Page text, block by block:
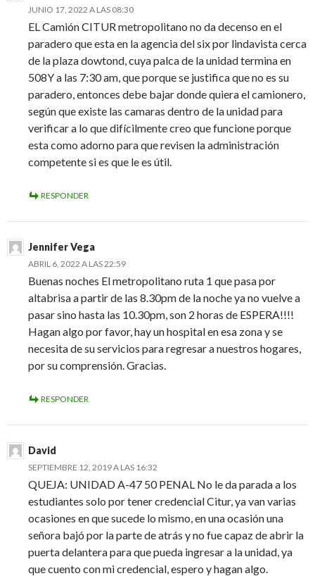
JUNIO 17, 2022 A LAS 08:30
EL Camión CITUR metropolitano no da decenso en el
paradero que esta en la agencia del six por lindavista cerca
de la plaza dowtond, cuya palca de la unidad termina en
508Y a las 7:30 am, que porque se justifica que no es su
paradero, entonces debe bajar donde quiera el camionero,
según que existe las camaras dentro de la unidad para
verificar a lo que difícilmente creo que funcione porque
esta como adorno para que revisen la administración
competente si es que le es útil.
RESPONDER
Jennifer Vega
ABRIL 6, 2022 A LAS 22:59
Buenas noches El metropolitano ruta 1 que pasa por
altabrisa a partir de las 8.30pm de la noche ya no vuelve a
pasar sino hasta las 10.30pm, son 2 horas de ESPERA!!!!
Hagan algo por favor, hay un hospital en esa zona y se
necesita de su servicios para regresar a nuestros hogares,
por su comprensión. Gracias.
RESPONDER
David
SEPTIEMBRE 12, 2019 A LAS 16:32
QUEJA: UNIDAD A-47 50 PENAL No le da parada a los
estudiantes solo por tener credencial Citur, ya van varias
ocasiones en que sucede lo mismo, en una ocasión una
señora bajó por la parte de atrás y no fue capaz de abrir la
puerta delantera para que pueda ingresar a la unidad, ya
que cuento con mi credencial, espero y hagan algo.